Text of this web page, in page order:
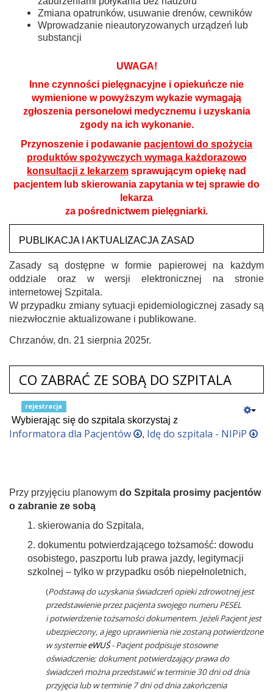
Zmiana opatrunków, usuwanie drenów, cewników
Wprowadzanie nieautoryzowanych urządzeń lub
substancji
UWAGA!
Inne czynności pielęgnacyjne i opiekuńcze nie
wymienione w powyższym wykazie wymagają
zgłoszenia personelowi medycznemu i uzyskania
zgody na ich wykonanie.
Przynoszenie i podawanie pacjentowi do spożycia
produktów spożywczych wymaga każdorazowo
konsultacji z lekarzem sprawującym opiekę nad
pacjentem lub skierowania zapytania w tej sprawie do
lekarza
za pośrednictwem pielęgniarki.
PUBLIKACJA I AKTUALIZACJA ZASAD
Zasady są dostępne w formie papierowej na każdym
oddziale oraz w wersji elektronicznej na stronie
internetowej Szpitala.
W przypadku zmiany sytuacji epidemiologicznej zasady są
niezwłocznie aktualizowane i publikowane.
Chrzanów, dn. 21 sierpnia 2025r.
CO ZABRAĆ ZE SOBĄ DO SZPITALA
rejestracja
Wybierając się do szpitala skorzystaj z
Informatora dla Pacjentów , Idę do szpitala - NIPiP
Przy przyjęciu planowym do Szpitala prosimy pacjentów
o zabranie ze sobą
1. skierowania do Szpitala,
2. dokumentu potwierdzającego tożsamość: dowodu
osobistego, paszportu lub prawa jazdy, legitymacji
szkolnej – tylko w przypadku osób niepełnoletnich,
(Podstawą do uzyskania świadczeń opieki zdrowotnej jest
przedstawienie przez pacjenta swojego numeru PESEL
i potwierdzenie tożsamości dokumentem. Jeżeli Pacjent jest
ubezpieczony, a jego uprawnienia nie zostaną potwierdzone
w systemieeWUŚ- Pacjent podpisuje stosowne
oświadczenie; dokument potwierdzający prawa do
świadczeń można przedstawić w terminie 30 dni od dnia
przyjęcia lub w terminie 7 dni od dnia zakończenia